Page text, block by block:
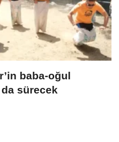
baba-oğul
sürecek